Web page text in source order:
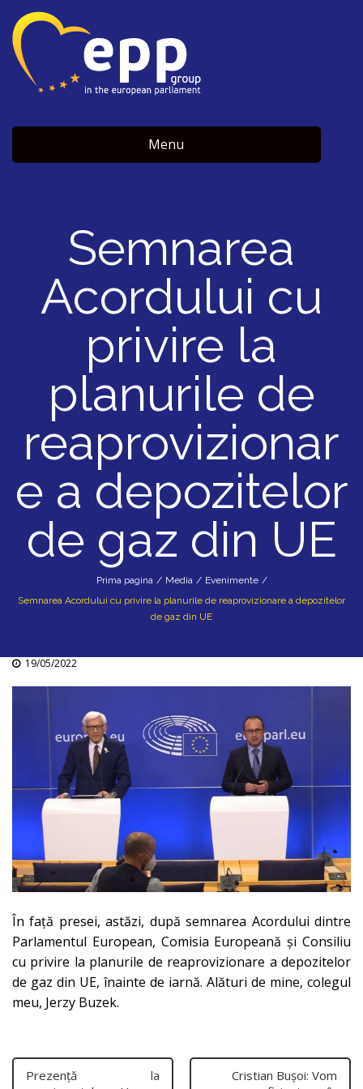
Menu
Semnarea
Acordului cu
privire la
planurile de
reaprovizionar
e a depozitelor
de gaz din UE
Prima pagina / Media / Evenimente /
Semnarea Acordului cu privire la planurile de reaprovizionare a depozitelor
de gaz din UE
19/05/2022
În față presei, astăzi, după semnarea Acordului dintre
Parlamentul European, Comisia Europeană și Consiliu
cu privire la planurile de reaprovizionare a depozitelor
de gaz din UE, înainte de iarnă. Alături de mine, colegul
meu, Jerzy Buzek.
Prezență la
Cristian Bușoi: Vom